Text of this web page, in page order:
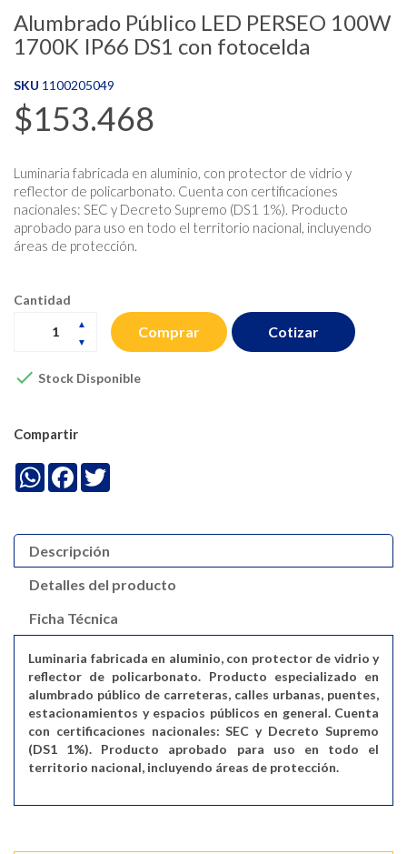
Alumbrado Público LED PERSEO 100W
1700K IP66 DS1 con fotocelda
SKU 1100205049
$153.468
Luminaria fabricada en aluminio, con protector de vidrio y
reflector de policarbonato. Cuenta con certificaciones
nacionales: SEC y Decreto Supremo (DS1 1%). Producto
aprobado para uso en todo el territorio nacional, incluyendo
áreas de protección.
Cantidad
Comprar
 Stock Disponible
Cotizar
Compartir
WhatsApp
Facebook
Descripción
Detalles del producto
Ficha Técnica
Luminaria fabricada en aluminio, con protector de vidrio y
reflector de policarbonato. Producto especializado en
alumbrado público de carreteras, calles urbanas, puentes,
estacionamientos y espacios públicos en general. Cuenta
con certificaciones nacionales: SEC y Decreto Supremo
(DS1 1%). Producto aprobado para uso en todo el
territorio nacional, incluyendo áreas de protección.